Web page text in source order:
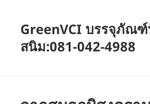
GreenVCI บรรจุภัณ
สนิม:081-042-4988